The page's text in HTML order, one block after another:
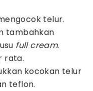
telur.
tambahkan
full cream.
rata.
kocokan telur
teflon.